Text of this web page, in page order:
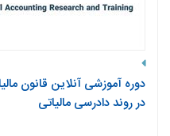
دوره آموزشی آنلاین قانون
در روند دادرسی مالیاتی